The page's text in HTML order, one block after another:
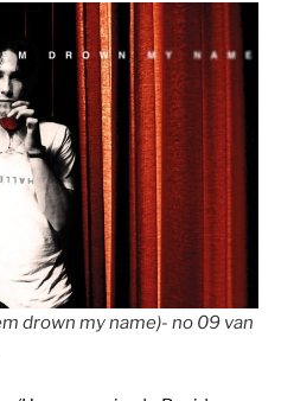
drown my name)- no 09 van